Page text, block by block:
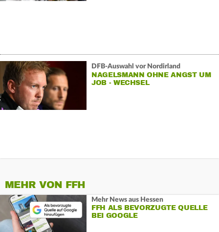
DFB-Auswahl vor Nordirland
NAGELSMANN OHNE ANGST UM
JOB - WECHSEL
MEHR VON FFH
Mehr News aus Hessen
FFH ALS BEVORZUGTE QUELLE
BEI GOOGLE